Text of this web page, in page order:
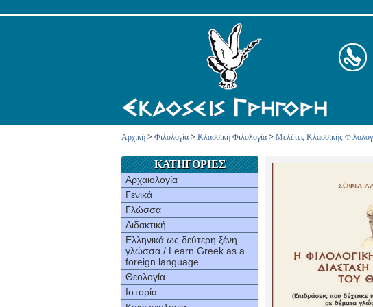
Αρχική > Φιλολογία > Κλασσική Φιλολογία > Μελέτες Κλασσικής
ΚΑΤΗΓΟΡΙΕΣ
Αρχαιολογία
Γενικά
Γλώσσα
Διδακτική
Ελληνικά ως δεύτερη ξένη
γλώσσα / Learn Greek as a
foreign language
Θεολογία
Ιστορία